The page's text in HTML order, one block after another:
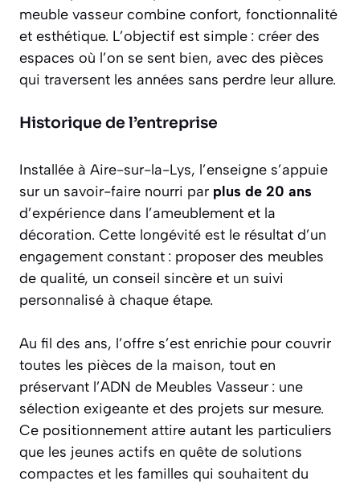
meuble vasseur combine confort, fonctionnalité
et esthétique. L’objectif est simple : créer des
espaces où l’on se sent bien, avec des pièces
qui traversent les années sans perdre leur allure.
Historique de l’entreprise
Installée à Aire-sur-la-Lys, l’enseigne s’appuie
sur un savoir-faire nourri par plus de 20 ans
d’expérience dans l’ameublement et la
décoration. Cette longévité est le résultat d’un
engagement constant : proposer des meubles
de qualité, un conseil sincère et un suivi
personnalisé à chaque étape.
Au fil des ans, l’offre s’est enrichie pour couvrir
toutes les pièces de la maison, tout en
préservant l’ADN de Meubles Vasseur : une
sélection exigeante et des projets sur mesure.
Ce positionnement attire autant les particuliers
que les jeunes actifs en quête de solutions
compactes et les familles qui souhaitent du